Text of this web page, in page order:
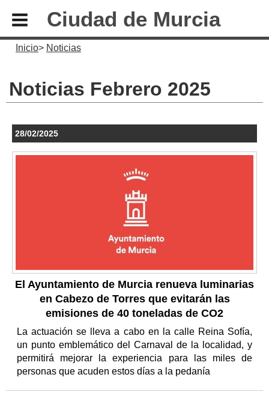
Ciudad de Murcia
Inicio Noticias
Noticias Febrero 2025
28/02/2025
El Ayuntamiento de Murcia renueva luminarias
en Cabezo de Torres que evitarán las
emisiones de 40 toneladas de CO2
La actuación se lleva a cabo en la calle Reina Sofía,
un punto emblemático del Carnaval de la localidad, y
permitirá mejorar la experiencia para las miles de
personas que acuden estos días a la pedanía